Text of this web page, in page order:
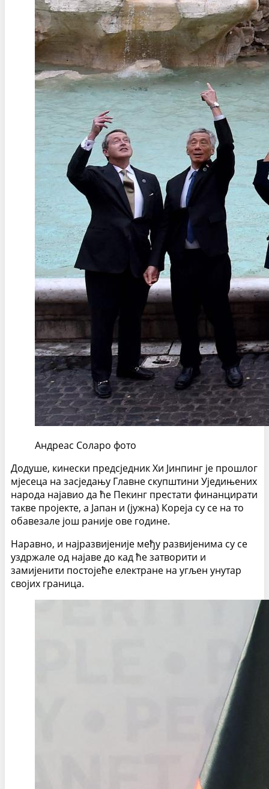
Андреас Соларо фото
Додуше, кинески предсједник Xи Јинпинг је прошлог
мјесеца на засједању Главне скупштини Уједињених
народа најавио да ће Пекинг престати финанцирати
такве пројекте, а Јапан и (јужна) Кореја су се на то
обавезале још раније ове године.
Наравно, и најразвијеније међу развијенима су се
уздржале од најаве до кад ће затворити и
замијенити постојеће електране на угљен унутар
својих граница.